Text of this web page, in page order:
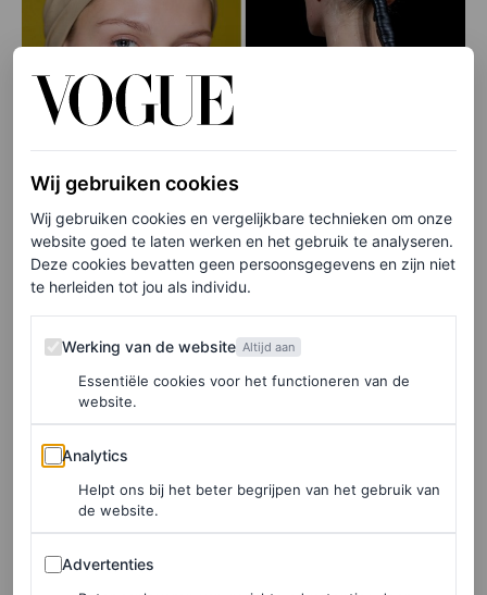
©SPOTLIGHT
Wij gebruiken cookies
Wij gebruiken cookies en vergelijkbare technieken om onze
website goed te laten werken en het gebruik te analyseren.
Deze cookies bevatten geen persoonsgegevens en zijn niet
te herleiden tot jou als individu.
Werking van de website
Werking van de website Altijd aan
Essentiële cookies voor het functioneren van de
website.
Analytics
Analytics
Helpt ons bij het beter begrijpen van het gebruik van
de website.
Advertenties
Advertenties